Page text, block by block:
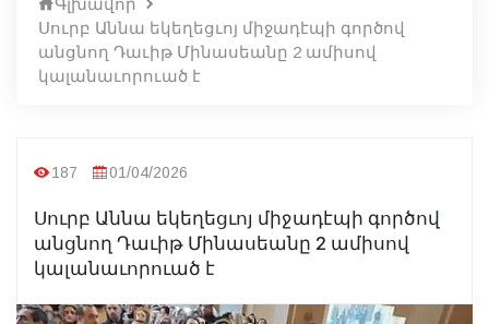
Սուրբ Աննա եկեղեցւոյ միջադէպի գործով
անցնող Դաւիթ Մինասեանը 2 ամիսով
կալանաւորուած է
187 01/04/2026
Սուրբ Աննա եկեղեցւոյ միջադէպի գործով
անցնող Դաւիթ Մինասեանը 2 ամիսով
կալանաւորուած է